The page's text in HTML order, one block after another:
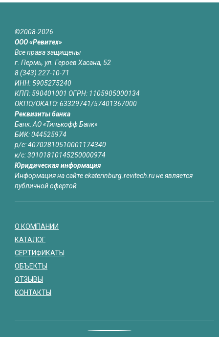
©2008-2026.
ООО «Ревитех»
Все права защищены
г. Пермь, ул. Героев Хасана, 52
8 (343) 227-10-71
ИНН: 5905275240
КПП: 590401001 ОГРН: 1105905000134
ОКПО/ОКАТО: 63329741/57401367000
Реквизиты банка
Банк: АО «Тинькофф Банк»
БИК: 044525974
р/с: 40702810510001174340
к/с: 30101810145250000974
Юридическая информация
Информация на сайте ekaterinburg.revitech.ru не является
публичной офертой
О КОМПАНИИ
КАТАЛОГ
СЕРТИФИКАТЫ
ОБЪЕКТЫ
ОТЗЫВЫ
КОНТАКТЫ